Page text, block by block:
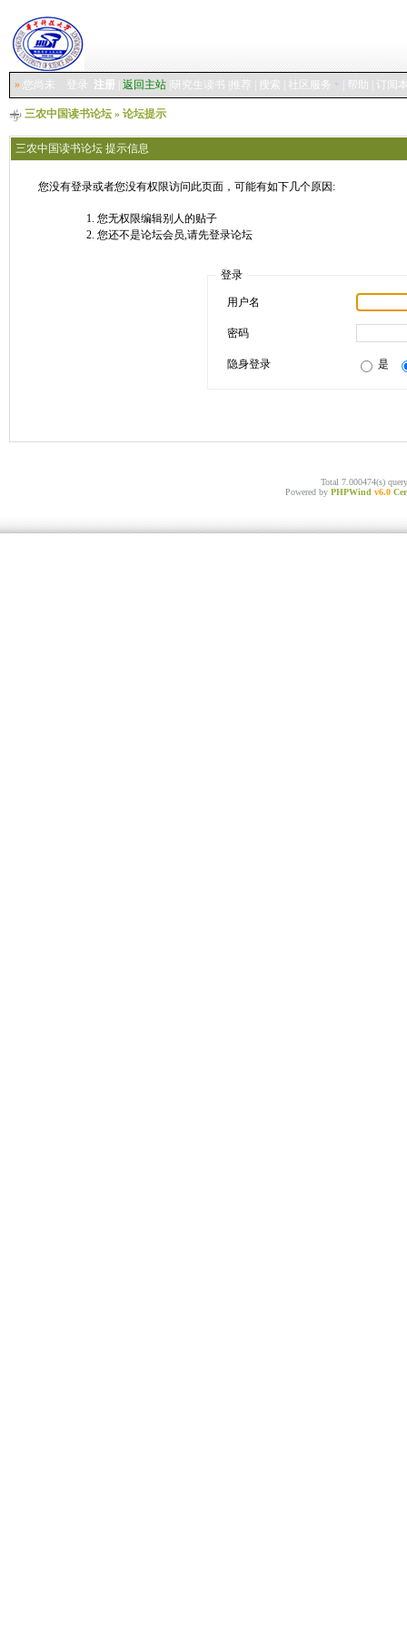
»您尚未 登录 注册 返回主站| 研究生读书 推荐 搜索 社区服务 帮助 订阅
三农中国读书论坛» 论坛提示
三农中国读书论坛 提示信息
您没有登录或者您没有权限访问此页面，可能有如下几个原因:
您无权限编辑别人的贴子
您还不是论坛会员,请先登录论坛
登录
用户名
密码
隐身登录 是
Total 7.000474(s)
Powered by PHPWind v6.0